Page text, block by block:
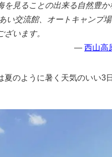
を見ることの出来る自然豊か
い交流館、オートキャンプ
います。
西山高
のように暑く天気のいい3